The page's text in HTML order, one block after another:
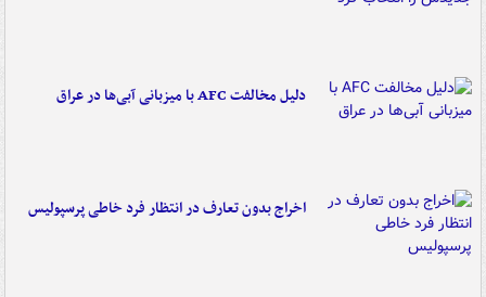
دلیل مخالفت AFC با میزبانی آبی‌ها در عراق
اخراج بدون تعارف در انتظار فرد خاطی پرسپولیس